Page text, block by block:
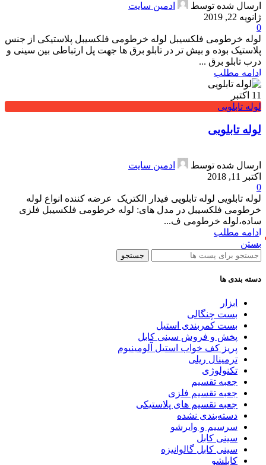
ارسال شده توسط
ادمین سایت
ژانویه 22, 2019
0
لوله خرطومی فلکسیبل لوله خرطومی فلکسیبل پلاستیکی از جنس
پلاستیک بوده و بیش تر در تابلو برق ها جهت پل ارتباطی بین سینی و
درب تابلو برق ...
ادامه مطلب
11 اکتبر
لوله تابلویی
لوله تابلويی
ارسال شده توسط
ادمین سایت
اکتبر 11, 2018
0
لوله تابلويی لوله تابلويی فیدار الکتریک عرضه کننده انواع لوله
خرطومی فلکسیبل در مدل های: لوله خرطومی فلکسیبل فلزی
ساده،لوله خرطومی ف...
ادامه مطلب
بستن
جستجو
دسته بندی ها
ابزار
بست چنگالی
بست کمربندی استیل
پخش و فروش سینی کابل
پريز كف خواب استيل آلومينيوم
ترمینال ریلی
تکنولوژی
جعبه تقسیم
جعبه تقسیم فلزی
جعبه تقسیم های پلاستیکی
دسته‌بندی نشده
سرسیم و وایرشو
سینی کابل
سینی کابل گالوانیزه
کابلشو